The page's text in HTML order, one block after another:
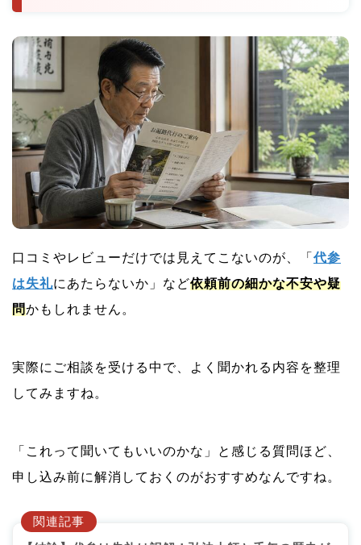
口コミやレビューだけでは見えてこないのが、「 代参
は失礼にあたらないか」など依頼前の細かな不安や疑
問かもしれません。
実際にご相談を受ける中で、よく聞かれる内容を整理
してみますね。
「これって聞いてもいいのかな」と感じる質問ほど、
申し込み前に解消しておくのがおすすめなんですね。
関連記事